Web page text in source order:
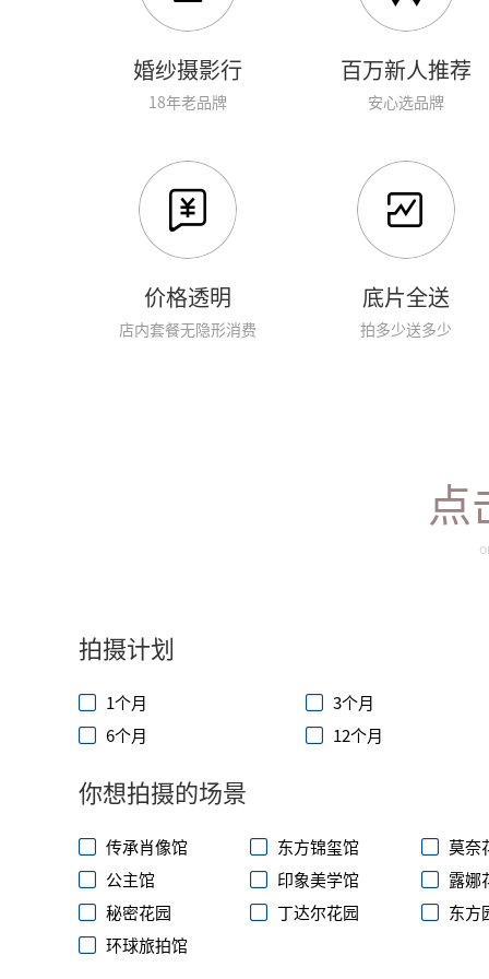
婚纱摄影行
18年老品牌
百万新人推荐
安心选品牌
价格透明
店内套餐无隐形消费
底片全送
拍多少送多少
点
拍摄计划
1个月
3个月
6个月
12个月
你想拍摄的场景
传承肖像馆 东方锦玺馆
莫奈
公主馆
印象美学馆
露娜
秘密花园
丁达尔花园
东方
环球旅拍馆